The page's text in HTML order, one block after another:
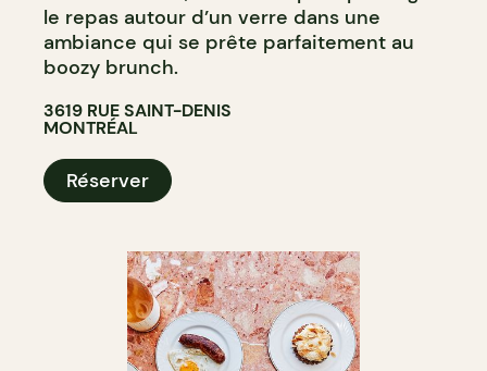
le repas autour d’un verre dans une
ambiance qui se prête parfaitement au
boozy brunch.
3619 RUE SAINT-DENIS
MONTRÉAL
Réserver